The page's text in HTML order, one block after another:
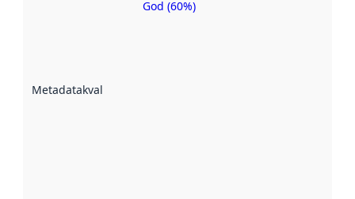
Metadatakvalitet
Metadatakvalitet
God (60%)